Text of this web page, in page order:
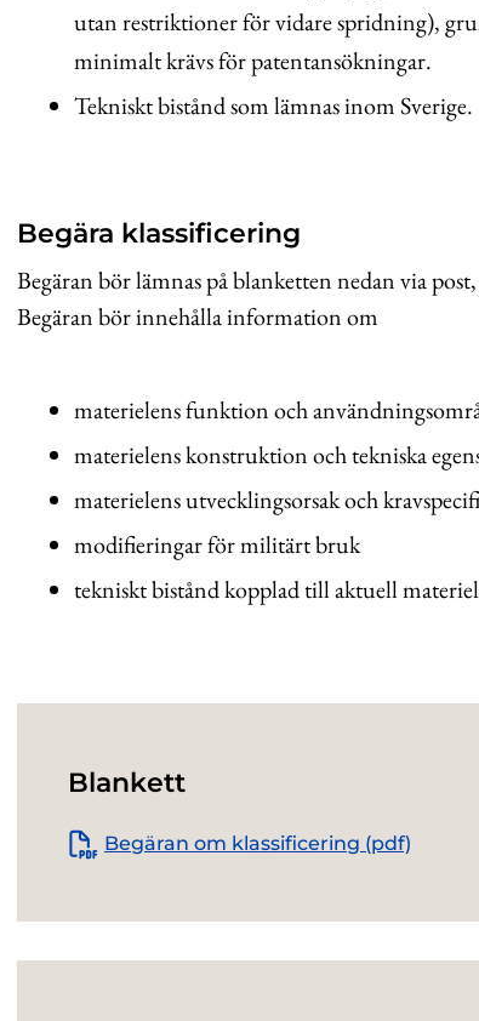
utan restriktioner för vidare spridning),
minimalt krävs för patentansökningar.
Tekniskt bistånd som lämnas inom Sverige.
Begära klassificering
Begäran bör lämnas på blanketten nedan via
Begäran bör innehålla information om
materielens funktion och
materielens konstruktion och tekniska
materielens utvecklingsorsak och
modifieringar för militärt bruk
tekniskt bistånd kopplad till aktuell
Blankett
Begäran om klassificering (pdf)